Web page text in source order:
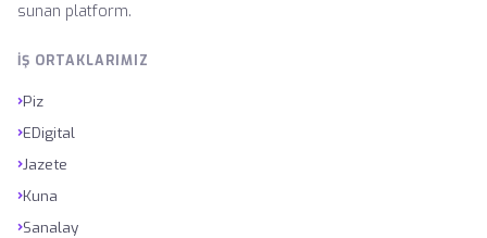
sunan platform.
İŞ ORTAKLARIMIZ
›Piz
›EDigital
›Jazete
›Kuna
›Sanalay